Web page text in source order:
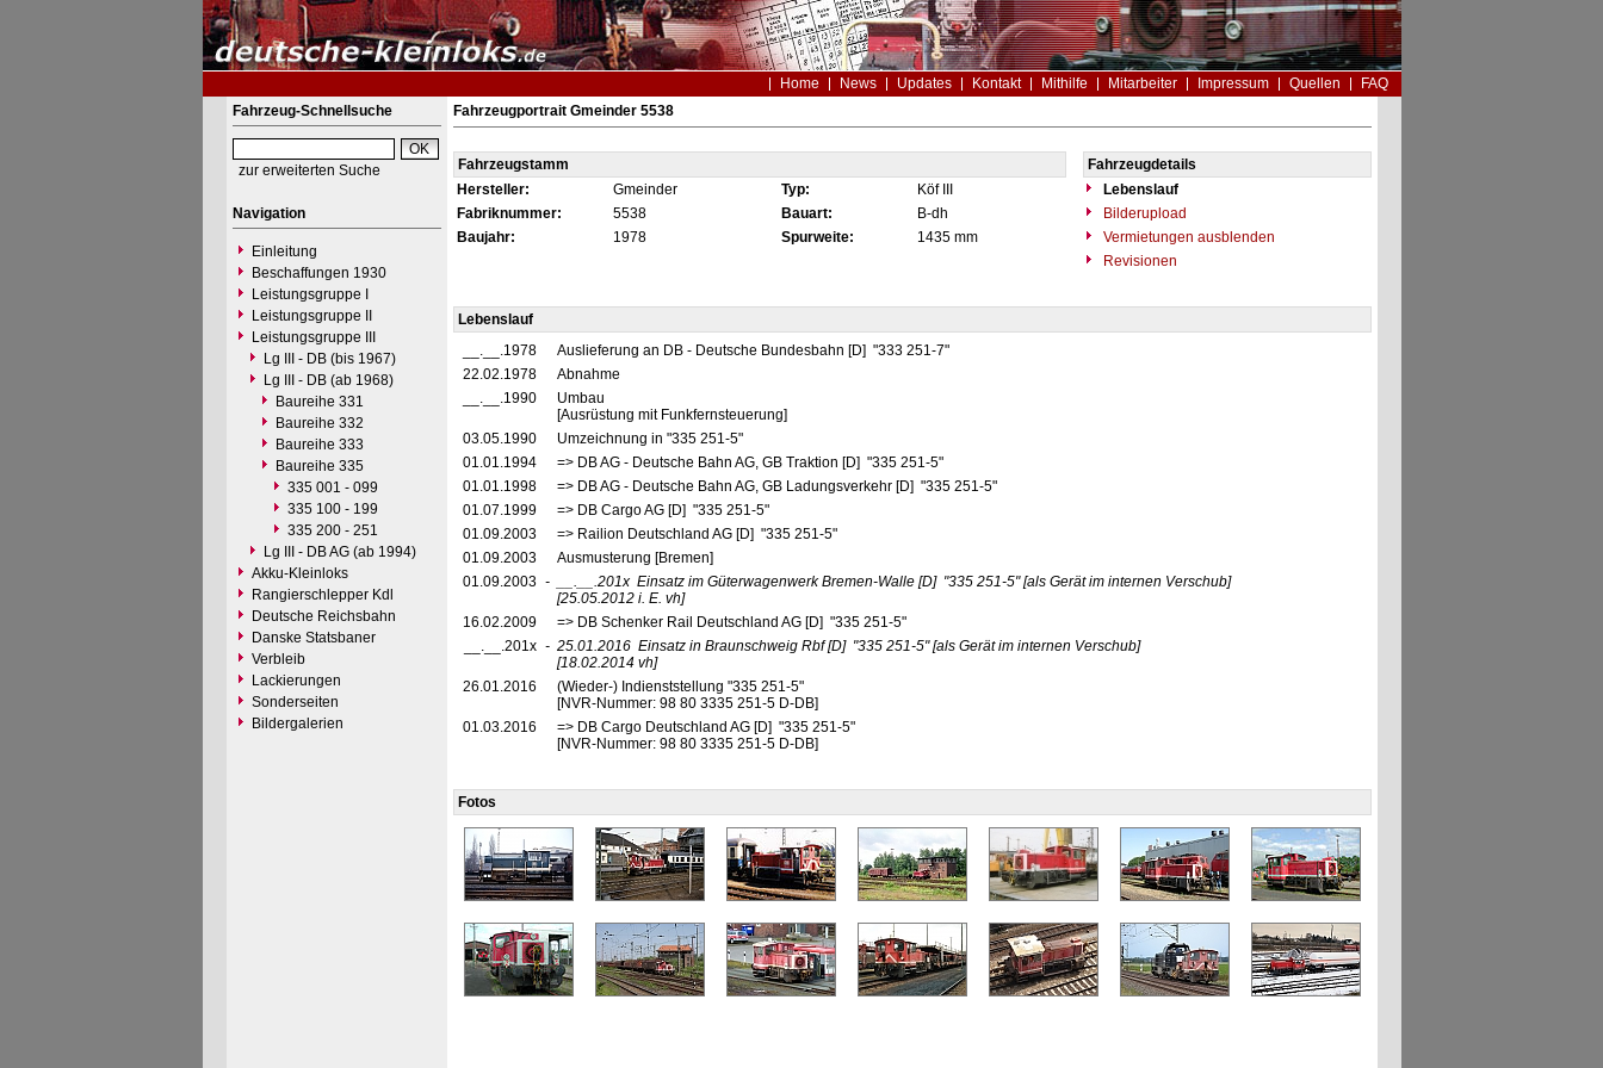
Home News Updates Kontakt Mithilfe Mitarbeiter Impressum Quellen
FAQ
Fahrzeug-Schnellsuche
zur erweiterten Suche
Navigation
Einleitung
Beschaffungen 1930
Leistungsgruppe I
Leistungsgruppe II
Leistungsgruppe III
Lg III - DB (bis 1967)
Lg III - DB (ab 1968)
Baureihe 331
Baureihe 332
Baureihe 333
Baureihe 335
335 001 - 099
335 100 - 199
335 200 - 251
Lg III - DB AG (ab 1994)
Akku-Kleinloks
Rangierschlepper Kdl
Deutsche Reichsbahn
Danske Statsbaner
Verbleib
Lackierungen
Sonderseiten
Bildergalerien
Fahrzeugportrait Gmeinder 5538
Fahrzeugstamm
Fahrzeugdetails
Hersteller:
Gmeinder Typ: Köf III
Lebenslauf
Fabriknummer:
5538 Bauart: B-dh
Bilderupload
Baujahr:
1978 Spurweite: 1435 mm
Vermietungen ausblenden
Revisionen
Lebenslauf
__.__.1978
Auslieferung an DB - Deutsche Bundesbahn [D] "333 251-7"
22.02.1978
Abnahme
__.__.1990
Umbau
[Ausrüstung mit Funkfernsteuerung]
03.05.1990
Umzeichnung in "335 251-5"
01.01.1994
=> DB AG - Deutsche Bahn AG, GB Traktion [D] "335 251-5"
01.01.1998
=> DB AG - Deutsche Bahn AG, GB Ladungsverkehr [D] "335 251-5"
01.07.1999
=> DB Cargo AG [D] "335 251-5"
01.09.2003
=> Railion Deutschland AG [D] "335 251-5"
01.09.2003
Ausmusterung [Bremen]
01.09.2003 - __.__.201x Einsatz im Güterwagenwerk Bremen-Walle [D] "335 251-5" [als Gerät im internen Verschub]
[25.05.2012 i. E. vh]
16.02.2009
=> DB Schenker Rail Deutschland AG [D] "335 251-5"
__.__.201x - 25.01.2016 Einsatz in Braunschweig Rbf [D] "335 251-5" [als Gerät im internen Verschub]
[18.02.2014 vh]
26.01.2016
(Wieder-) Indienststellung "335 251-5"
[NVR-Nummer: 98 80 3335 251-5 D-DB]
01.03.2016
=> DB Cargo Deutschland AG [D] "335 251-5"
[NVR-Nummer: 98 80 3335 251-5 D-DB]
Fotos